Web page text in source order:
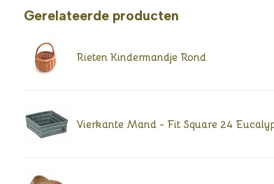
Gerelateerde producten
Rieten Kindermandje Rond
Vierkante Mand - Fit Square 24